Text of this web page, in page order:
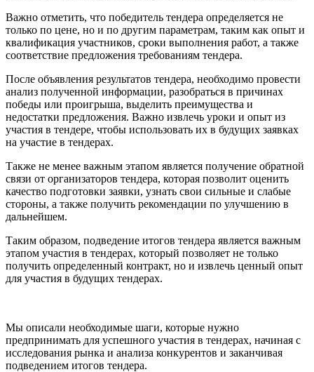
Важно отметить, что победитель тендера определяется не
только по цене, но и по другим параметрам, таким как опыт и
квалификация участников, сроки выполнения работ, а также
соответствие предложения требованиям тендера.
После объявления результатов тендера, необходимо провести
анализ полученной информации, разобраться в причинах
победы или проигрыша, выделить преимущества и
недостатки предложения. Важно извлечь уроки и опыт из
участия в тендере, чтобы использовать их в будущих заявках
на участие в тендерах.
Также не менее важным этапом является получение обратной
связи от организаторов тендера, которая позволит оценить
качество подготовки заявки, узнать свои сильные и слабые
стороны, а также получить рекомендации по улучшению в
дальнейшем.
Таким образом, подведение итогов тендера является важным
этапом участия в тендерах, который позволяет не только
получить определенный контракт, но и извлечь ценный опыт
для участия в будущих тендерах.
Мы описали необходимые шаги, которые нужно
предпринимать для успешного участия в тендерах, начиная с
исследования рынка и анализа конкурентов и заканчивая
подведением итогов тендера.